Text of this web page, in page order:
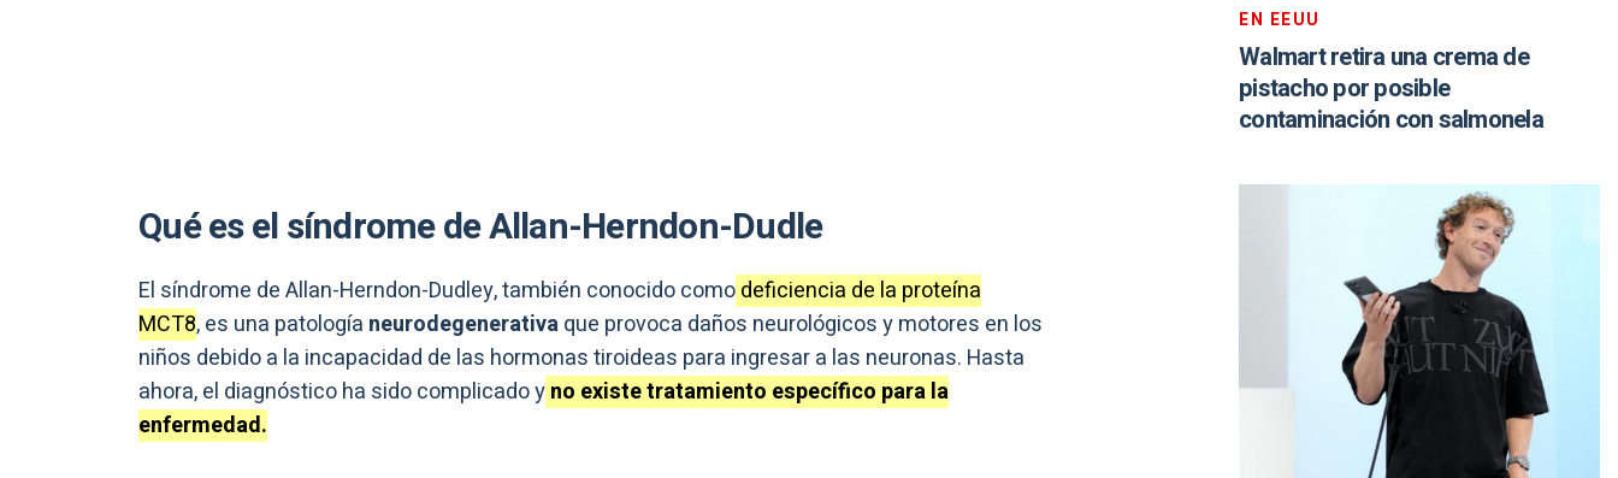
Qué es el síndrome de Allan-Herndon-Dudle
El síndrome de Allan-Herndon-Dudley, también conocido comodeficiencia de la proteína
MCT8, es una patología neurodegenerativaque provoca daños neurológicos y motores en los
niños debido a la incapacidad de las hormonas tiroideas para ingresar a las neuronas. Hasta
ahora, el diagnóstico ha sido complicado yno existe tratamiento específico para la
enfermedad.
EN EEUU
Walmart retira una crema de
pistacho por posible
contaminación con salmonela